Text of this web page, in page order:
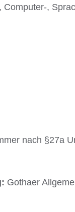
,
nach §27a
Gothaer